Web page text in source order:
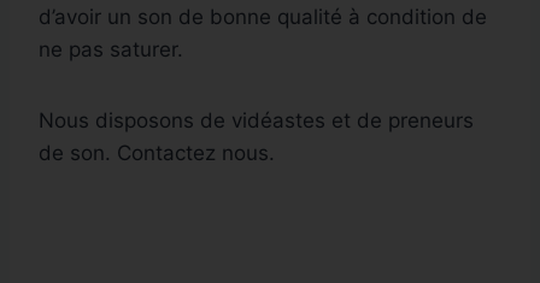
d’avoir un son de bonne qualité à condition de
ne pas saturer.
Nous disposons de vidéastes et de preneurs
de son. Contactez nous.